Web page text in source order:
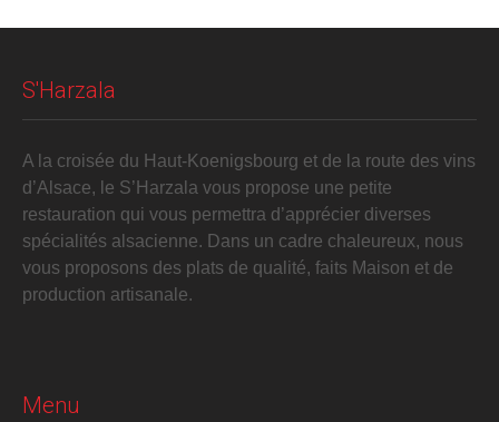
S'Harzala
A la croisée du Haut-Koenigsbourg et de la route des vins
d’Alsace, le S’Harzala vous propose une petite
restauration qui vous permettra d’apprécier diverses
spécialités alsacienne. Dans un cadre chaleureux, nous
vous proposons des plats de qualité, faits Maison et de
production artisanale.
Menu